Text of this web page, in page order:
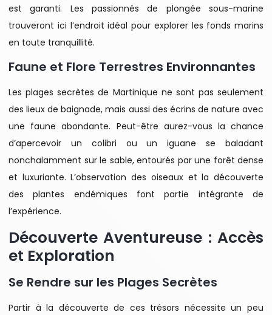
est garanti. Les passionnés de plongée sous-marine
trouveront ici l’endroit idéal pour explorer les fonds marins
en toute tranquillité.
Faune et Flore Terrestres Environnantes
Les plages secrètes de Martinique ne sont pas seulement
des lieux de baignade, mais aussi des écrins de nature avec
une faune abondante. Peut-être aurez-vous la chance
d’apercevoir un colibri ou un iguane se baladant
nonchalamment sur le sable, entourés par une forêt dense
et luxuriante. L’observation des oiseaux et la découverte
des plantes endémiques font partie intégrante de
l’expérience.
Découverte Aventureuse : Accès
et Exploration
Se Rendre sur les Plages Secrètes
Partir à la découverte de ces trésors nécessite un peu